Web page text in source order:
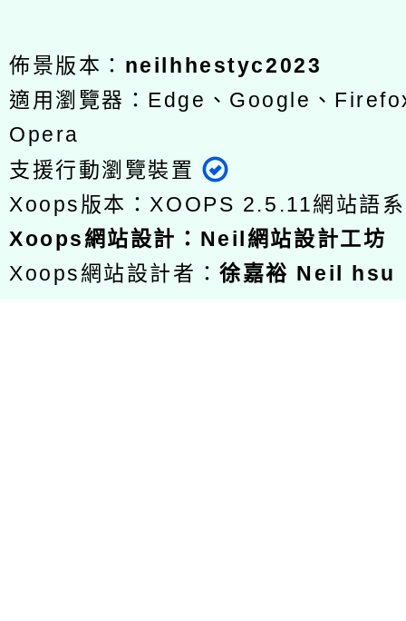
佈景版本： neilhhestyc2023
適用瀏覽器：Edge、Google、
Opera
支援行動瀏覽裝置
Xoops版本：XOOPS 2.5.11網站語
Xoops網站設計 ： Neil網站設計工坊
Xoops網站設計者：徐嘉裕 Neil hsu